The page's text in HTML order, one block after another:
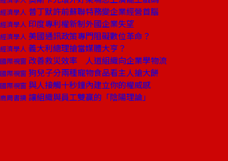
經濟學人 普丁默許前蘇聯特務變企業經營首腦
經濟學人 印度專利權新制外國企業失望
經濟學人 美國通訊政策專門阻礙數位革命？
經濟學人 義大利總理搶當媒體大亨？
國際視窗 改善救災效率 人道組織向企業學物流
國際視窗 狗兒子分兩種寵物食品看主人搶大餅
國際視窗 與人接觸十秒鐘內建立你的權威感
商周書摘 讓組織與員工雙贏的「陰陽理論」